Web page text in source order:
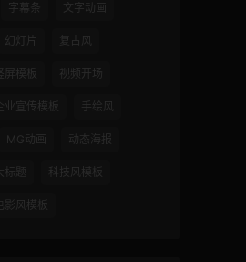
字幕条 文字动画
幻灯片 复古风
竖屏模板 视频开场
业宣传模板 手绘风
MG动画 动态海报
标题 科技风模板
影风模板